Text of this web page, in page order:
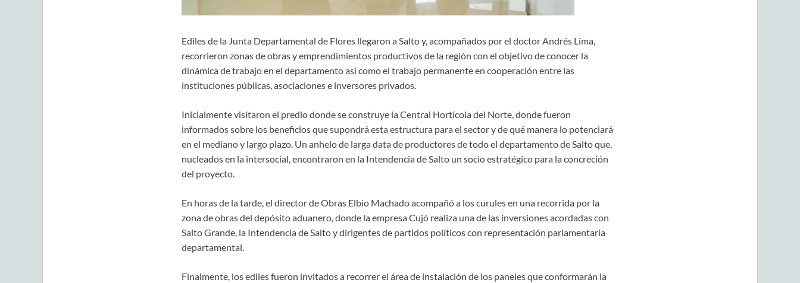
Ediles de la Junta Departamental de Flores llegaron a Salto y, acompañados por el doctor Andrés Lima,
recorrieron zonas de obras y emprendimientos productivos de la región con el objetivo de conocer la
dinámica de trabajo en el departamento así como el trabajo permanente en cooperación entre las
instituciones públicas, asociaciones e inversores privados.
Inicialmente visitaron el predio donde se construye la Central Hortícola del Norte, donde fueron
informados sobre los beneficios que supondrá esta estructura para el sector y de qué manera lo potenciará
en el mediano y largo plazo. Un anhelo de larga data de productores de todo el departamento de Salto que,
nucleados en la intersocial, encontraron en la Intendencia de Salto un socio estratégico para la concreción
del proyecto.
En horas de la tarde, el director de Obras Elbio Machado acompañó a los curules en una recorrida por la
zona de obras del depósito aduanero, donde la empresa Cujó realiza una de las inversiones acordadas con
Salto Grande, la Intendencia de Salto y dirigentes de partidos políticos con representación parlamentaria
departamental.
Finalmente, los ediles fueron invitados a recorrer el área de instalación de los paneles que conformarán la